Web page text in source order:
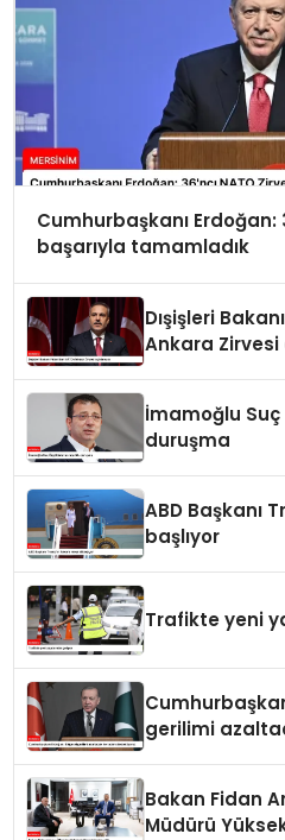
Cumhurbaşkanı Erdoğan:
başarıyla tamamladık
Dışişleri
Ankara Zirvesi
İmamoğlu
duruşma
ABD Başkanı
başlıyor
Trafikte yeni
gerilimi
Bakan Fidan
Müdürü